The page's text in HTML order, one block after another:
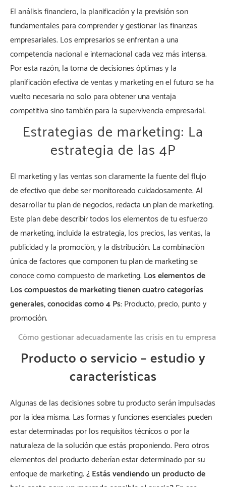
El análisis financiero, la planificación y la previsión son
fundamentales para comprender y gestionar las finanzas
empresariales. Los empresarios se enfrentan a una
competencia nacional e internacional cada vez más intensa.
Por esta razón, la toma de decisiones óptimas y la
planificación efectiva de ventas y marketing en el futuro se ha
vuelto necesaria no solo para obtener una ventaja
competitiva sino también para la supervivencia empresarial.
Estrategias de marketing: La
estrategia de las 4P
El marketing y las ventas son claramente la fuente del flujo
de efectivo que debe ser monitoreado cuidadosamente. Al
desarrollar tu plan de negocios, redacta un plan de marketing.
Este plan debe describir todos los elementos de tu esfuerzo
de marketing, incluida la estrategia, los precios, las ventas, la
publicidad y la promoción, y la distribución. La combinación
única de factores que componen tu plan de marketing se
conoce como compuesto de marketing. Los elementos de
Los compuestos de marketing tienen cuatro categorías
generales, conocidas como 4 Ps:Producto, precio, punto y
promoción.
Cómo gestionar adecuadamente las crisis en tu empresa
Producto o servicio – estudio y
características
Algunas de las decisiones sobre tu producto serán impulsadas
por la idea misma. Las formas y funciones esenciales pueden
estar determinadas por los requisitos técnicos o por la
naturaleza de la solución que estás proponiendo. Pero otros
elementos del producto deberían estar determinado por su
enfoque de marketing.¿ Estás vendiendo un producto de